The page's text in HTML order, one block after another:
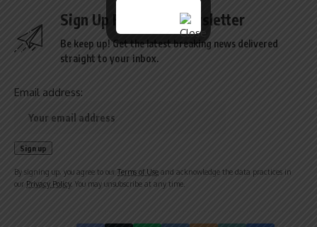
Sign Up For Daily Newsletter
Be keep up! Get the latest breaking news delivered
straight to your inbox.
Email address:
By signing up, you agree to our Terms of Use and acknowledge the data practices in
our Privacy Policy. You may unsubscribe at any time.